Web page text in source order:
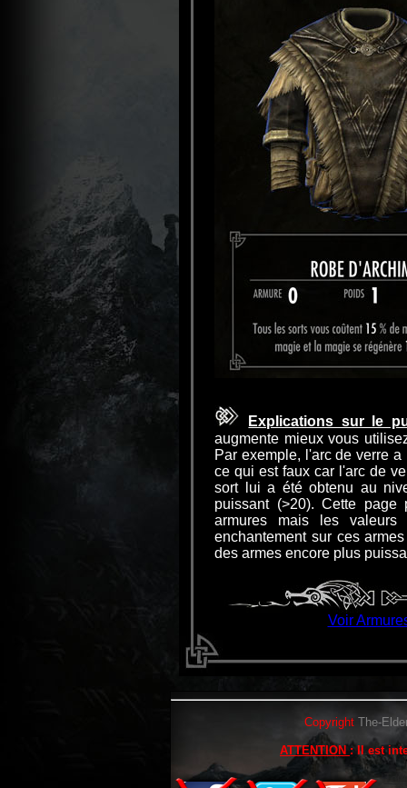
Explications sur le
augmente mieux vous
Par exemple, l'arc de verre
ce qui est faux car l'arc de
sort lui a été obtenu au
puissant (>20). Cette
armures mais les
enchantement sur ces
des armes encore plus
Voir